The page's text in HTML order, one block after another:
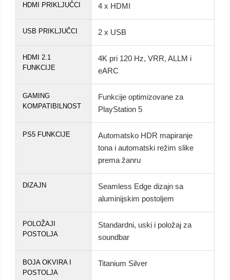
HDMI PRIKLJUČCI 4 x HDMI
USB PRIKLJUČCI 2 x USB
HDMI 2.1
FUNKCIJE
4K pri 120 Hz, VRR, ALLM i
eARC
GAMING
KOMPATIBILNOST
Funkcije optimizovane za
PlayStation 5
PS5 FUNKCIJE
Automatsko HDR mapiranje
tona i automatski režim slike
prema žanru
DIZAJN
Seamless Edge dizajn sa
aluminijskim postoljem
POLOŽAJI
POSTOLJA
Standardni, uski i položaj za
soundbar
BOJA OKVIRA I
POSTOLJA
Titanium Silver